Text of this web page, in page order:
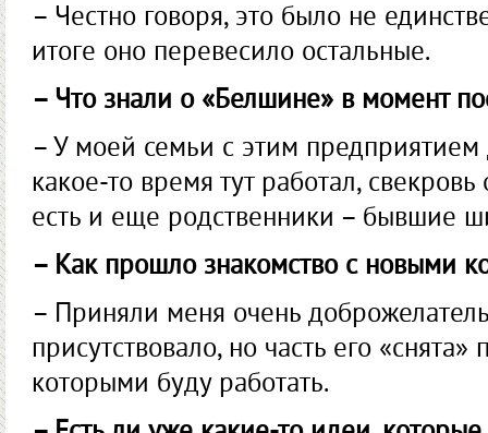
– Честно говоря, это было не
итоге оно перевесило остальные.
– Что знали о «Белшине» в момент
– У моей семьи с этим предприятием
какое-то время тут работал,
есть и еще родственники – бывшие
– Как прошло знакомство с новыми
– Приняли меня очень
присутствовало, но часть его
которыми буду работать.